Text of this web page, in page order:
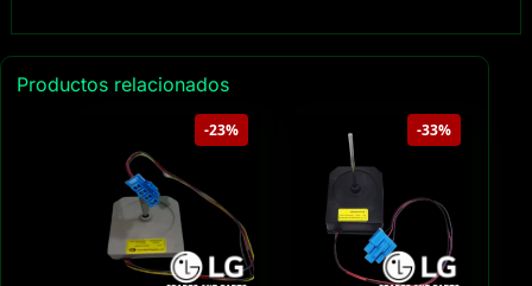
Productos relacionados
-23% -33%